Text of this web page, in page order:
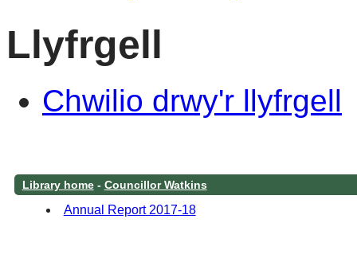
Llyfrgell
Chwilio drwy'r llyfrgell
Library home- Councillor Watkins
Annual Report 2017-18